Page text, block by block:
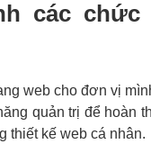
các chức
web cho đơn vị
quản trị để hoàn
thiết kế web cá nhân.